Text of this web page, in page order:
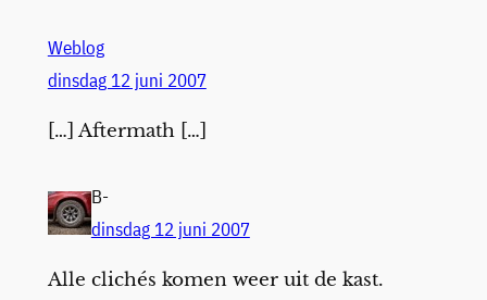
Weblog
dinsdag 12 juni 2007
[…] Aftermath […]
B-
dinsdag 12 juni 2007
Alle clichés komen weer uit de kast.